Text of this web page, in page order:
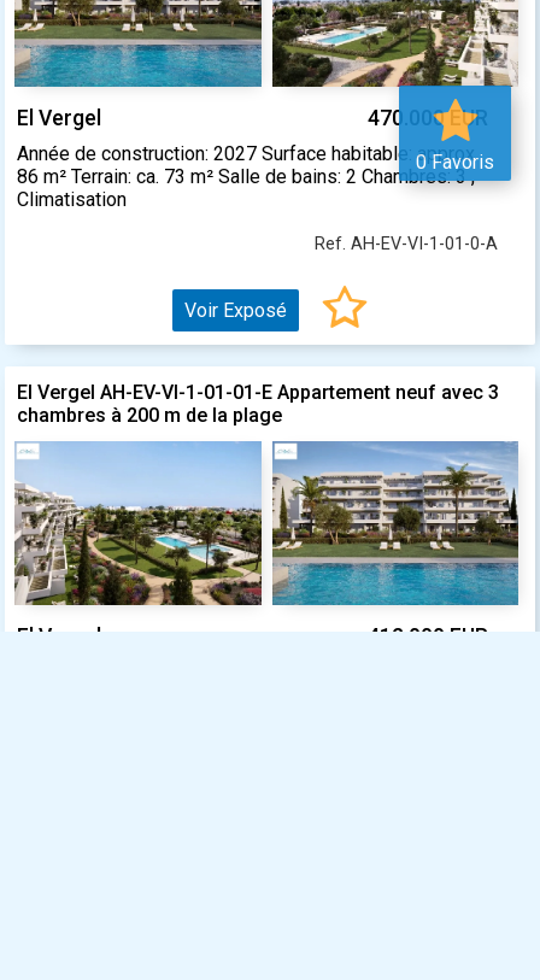
El Vergel 470.000 EUR
Année de construction: 2027 Surface habitable: approx.
86 m² Terrain: ca. 73 m² Salle de bains: 2 Chambres: 3 ,
Climatisation
Ref. AH-EV-VI-1-01-0-A
Voir Exposé
El Vergel AH-EV-VI-1-01-01-E Appartement neuf avec 3
chambres à 200 m de la plage
El Vergel 412.000 EUR
0 Favoris